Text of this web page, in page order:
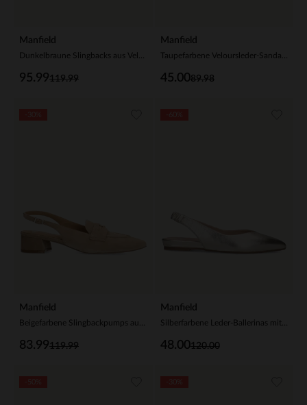
Manfield
119.99
95.99
Manfield
89.98
45.00
Manfield
119.99
83.99
Manfield
120.00
48.00